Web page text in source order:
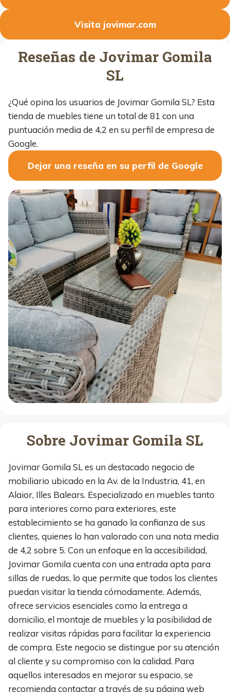
Visita jovimar.com
Reseñas de Jovimar Gomila
SL
¿Qué opina los usuarios de Jovimar Gomila SL? Esta
tienda de muebles tiene un total de 81 con una
puntuación media de 4,2 en su perfil de empresa de
Google.
Dejar una reseña en su perfil de Google
Sobre Jovimar Gomila SL
Jovimar Gomila SL es un destacado negocio de
mobiliario ubicado en la Av. de la Industria, 41, en
Alaior, Illes Balears. Especializado en muebles tanto
para interiores como para exteriores, este
establecimiento se ha ganado la confianza de sus
clientes, quienes lo han valorado con una nota media
de 4,2 sobre 5. Con un enfoque en la accesibilidad,
Jovimar Gomila cuenta con una entrada apta para
sillas de ruedas, lo que permite que todos los clientes
puedan visitar la tienda cómodamente. Además,
ofrece servicios esenciales como la entrega a
domicilio, el montaje de muebles y la posibilidad de
realizar visitas rápidas para facilitar la experiencia
de compra. Este negocio se distingue por su atención
al cliente y su compromiso con la calidad. Para
aquellos interesados en mejorar su espacio, se
recomienda contactar a través de su página web